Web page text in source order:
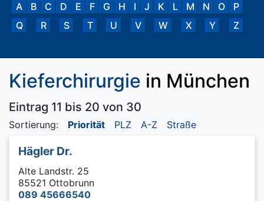
A B C D E F G H I J K L M N O
P
Q
R S T U V W X Y Z
Kieferchirurgie in München
Eintrag 11 bis 20 von 30
Sortierung: Priorität PLZ A-Z Straße
Hägler Dr.
Alte Landstr. 25
85521 Ottobrunn
089 45666540